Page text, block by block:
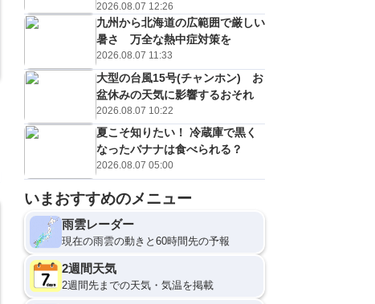
m/s 3m/s 4m/s 4m/s 5 m/s
2026.08.07 12:26
九州から北海道の広範囲で厳しい
暑さ 万全な熱中症対策を
2026.08.07 11:33
大型の台風15号(チャンホン) お
盆休みの天気に影響するおそれ
2026.08.07 10:22
夏こそ知りたい！ 冷蔵庫で黒く
なったバナナは食べられる？
2026.08.07 05:00
いまおすすめのメニュー
雨雲レーダー
現在の雨雲の動きと60時間先の予報
2週間天気
2週間先までの天気・気温を掲載